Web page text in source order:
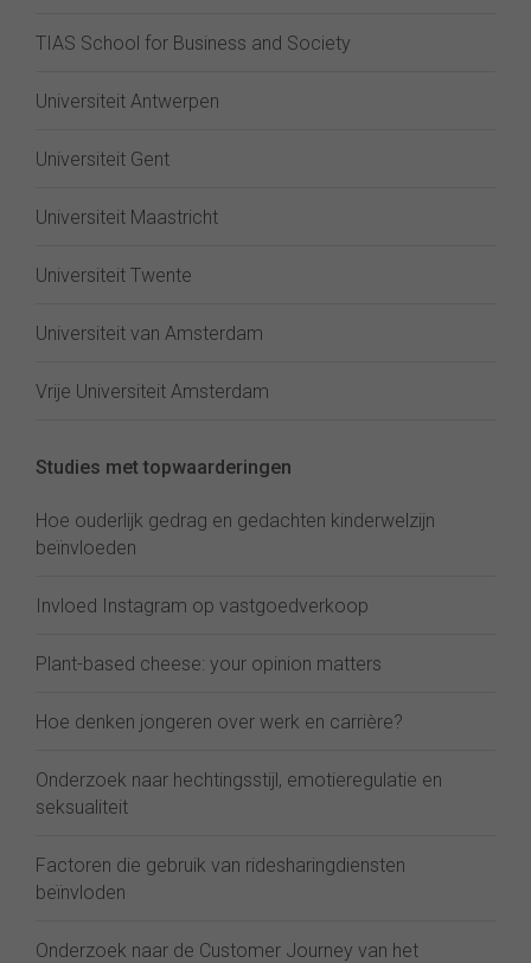
TIAS School for Business and Society
Universiteit Antwerpen
Universiteit Gent
Universiteit Maastricht
Universiteit Twente
Universiteit van Amsterdam
Vrije Universiteit Amsterdam
Studies met topwaarderingen
Hoe ouderlijk gedrag en gedachten kinderwelzijn
beïnvloeden
Invloed Instagram op vastgoedverkoop
Plant-based cheese: your opinion matters
Hoe denken jongeren over werk en carrière?
Onderzoek naar hechtingsstijl, emotieregulatie en
seksualiteit
Factoren die gebruik van ridesharingdiensten
beïnvloden
Onderzoek naar de Customer Journey van het